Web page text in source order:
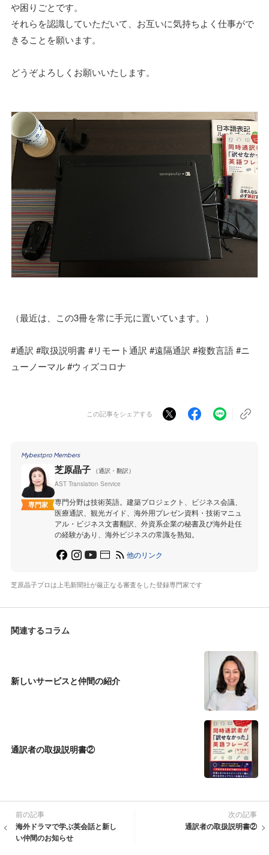
や困りごとです。
それらを認識していただいて、お互いに気持ちよく仕事がで
きることを願います。
どうぞよろしくお願いいたします。
（最近は、この3冊を常に手元に置いています。）
#通訳 #取扱説明書 #リモート通訳 #遠隔通訳 #複数言語 #ニ
ューノーマル #ウィズコロナ
この記事をシェアする
Mybestpro Members
専門家
芝原晶子
（通訳・翻訳）
AST Translation Service
専門分野は技術英語。建築プロジェクト、ビジネス会議、
医療通訳、観光ガイド、海外用プレゼン資料・技術マニュ
アル・ビジネス文書翻訳、外資系企業の秘書及び海外赴任
の経験があり、海外ビジネスの常識を熟知。
他のリンク
芝原晶子プロは上毛新聞社が厳正なる審査をした登録専門家です
関連するコラム
新しいサービスと仲間の紹介
通訳者の取扱説明書②
前の記事
海外ドラマで学ぶ英会話と新し
い仲間のお知らせ
次の記事
通訳者の取扱説明書②